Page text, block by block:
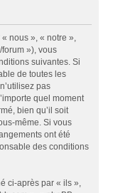
nous », « notre »,
»), vous
suivantes. Si
de toutes les
pas
quel moment
bien qu’il soit
même. Si vous
ont été
des conditions
ci-après par « ils »,